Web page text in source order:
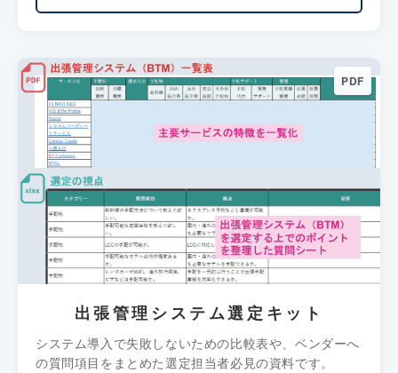
PDF
出張管理システム選定キット
システム導入で失敗しないための比較表や、ベンダーへ
の質問項目をまとめた選定担当者必見の資料です。